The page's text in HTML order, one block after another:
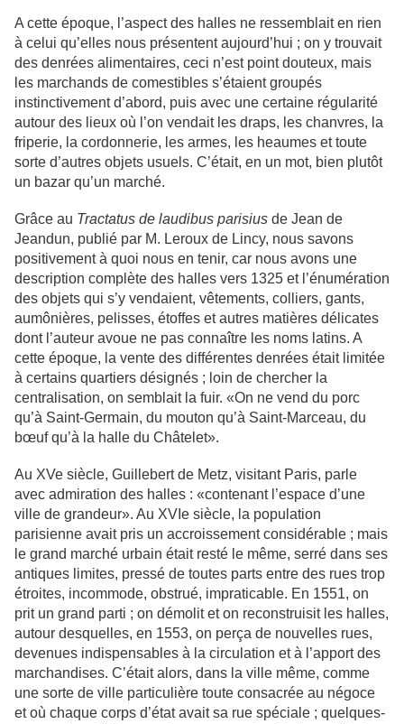
A cette époque, l’aspect des halles ne ressemblait en rien
à celui qu’elles nous présentent aujourd’hui ; on y trouvait
des denrées alimentaires, ceci n’est point douteux, mais
les marchands de comestibles s’étaient groupés
instinctivement d’abord, puis avec une certaine régularité
autour des lieux où l’on vendait les draps, les chanvres, la
friperie, la cordonnerie, les armes, les heaumes et toute
sorte d’autres objets usuels. C’était, en un mot, bien plutôt
un bazar qu’un marché.
Grâce au Tractatus de laudibus parisius de Jean de
Jeandun, publié par M. Leroux de Lincy, nous savons
positivement à quoi nous en tenir, car nous avons une
description complète des halles vers 1325 et l’énumération
des objets qui s’y vendaient, vêtements, colliers, gants,
aumônières, pelisses, étoffes et autres matières délicates
dont l’auteur avoue ne pas connaître les noms latins. A
cette époque, la vente des différentes denrées était limitée
à certains quartiers désignés ; loin de chercher la
centralisation, on semblait la fuir. «On ne vend du porc
qu’à Saint-Germain, du mouton qu’à Saint-Marceau, du
bœuf qu’à la halle du Châtelet».
Au XVe siècle, Guillebert de Metz, visitant Paris, parle
avec admiration des halles : «contenant l’espace d’une
ville de grandeur». Au XVIe siècle, la population
parisienne avait pris un accroissement considérable ; mais
le grand marché urbain était resté le même, serré dans ses
antiques limites, pressé de toutes parts entre des rues trop
étroites, incommode, obstrué, impraticable. En 1551, on
prit un grand parti ; on démolit et on reconstruisit les halles,
autour desquelles, en 1553, on perça de nouvelles rues,
devenues indispensables à la circulation et à l’apport des
marchandises. C’était alors, dans la ville même, comme
une sorte de ville particulière toute consacrée au négoce
et où chaque corps d’état avait sa rue spéciale ; quelques-